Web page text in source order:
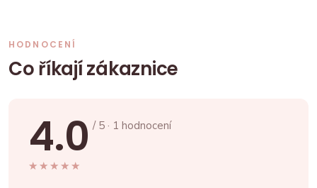
HODNOCENÍ
Co říkají zákaznice
4.0 / 5 · 1 hodnocení
★★★★★
★★★★★